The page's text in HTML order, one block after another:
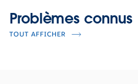
Problèmes connus
TOUT AFFICHER